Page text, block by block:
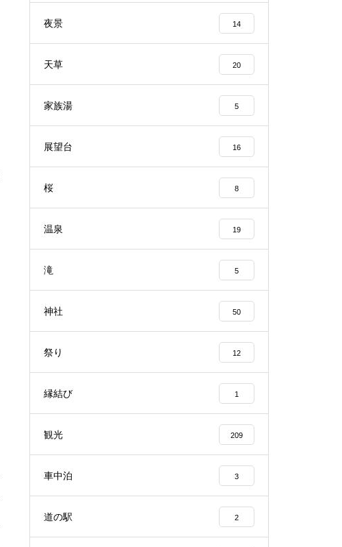
夜景 14
天草 20
家族湯 5
展望台 16
桜 8
温泉 19
滝 5
神社 50
祭り 12
縁結び 1
観光 209
車中泊 3
道の駅 2